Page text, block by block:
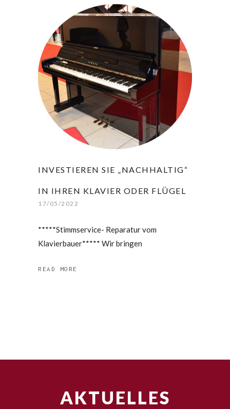
INVESTIEREN SIE „NACHHALTIG“
IN IHREN KLAVIER ODER FLÜGEL
17/05/2022
*****Stimmservice- Reparatur vom
Klavierbauer***** Wir bringen
READ MORE
AKTUELLES